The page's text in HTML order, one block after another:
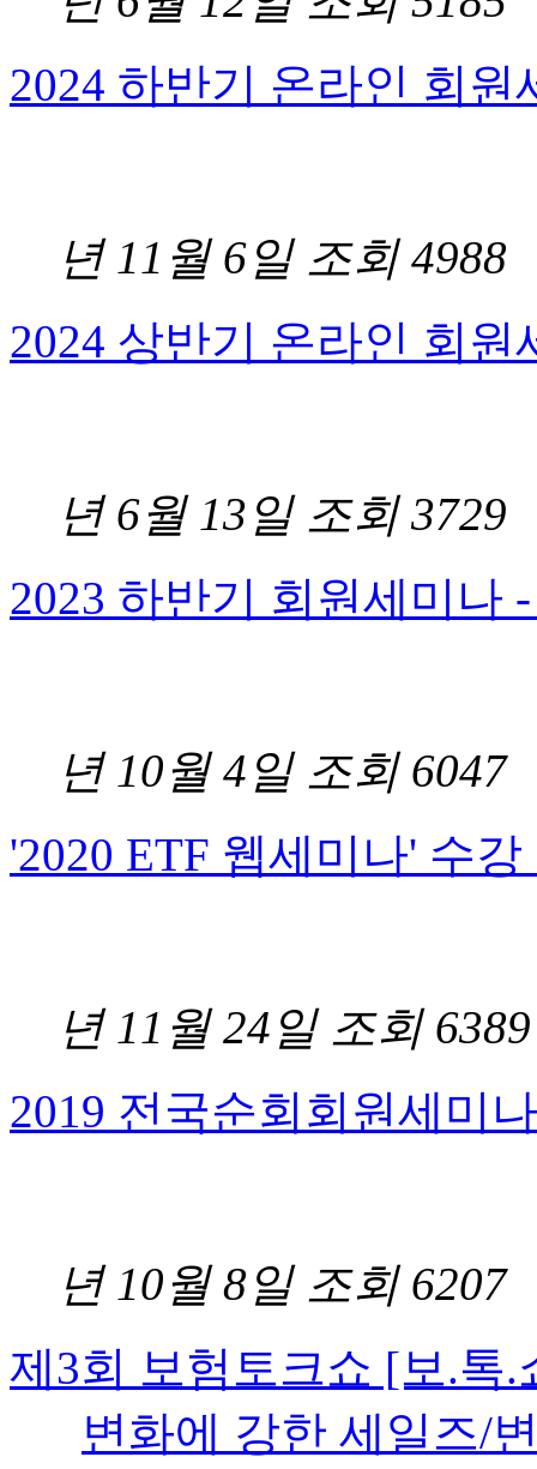
2024 하반기 온라인 회
년 11월 6일 조회 4988
2024 상반기 온라인 회
년 6월 13일 조회 3729
2023 하반기 회원세미나
년 10월 4일 조회 6047
'2020 ETF 웹세미나' 수
년 11월 24일 조회 6389
2019 전국순회회원세미
년 10월 8일 조회 6207
제3회 보험토크쇼 [보.톡.
변화에 강한 세일즈/